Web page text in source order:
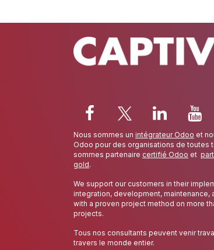
Nous sommes un intégrateur Odoo et
Odoo pour des organisations de toutes
sommes partenaire certifié Odoo et
gold.
We support our customers in their
integration, development, maintenance,
with a proven project method on more
projects.
Tous nos consultants peuvent venir
travers le monde entier.